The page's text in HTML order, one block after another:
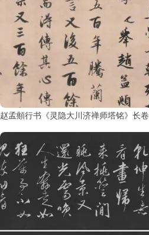
赵孟頫行书《灵隐大川济禅师塔铭》长卷